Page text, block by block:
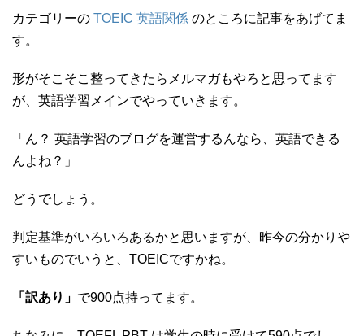
カテゴリーの TOEIC 英語関係 のところに記事をあげてま
す。
形がそこそこ整ってきたらメルマガもやろと思ってます
が、英語学習メインでやっていきます。
「ん？ 英語学習のブログを運営するんなら、英語できる
んよね？」
どうでしょう。
判定基準がいろいろあるかと思いますが、昨今の分かりや
すいものでいうと、TOEICですかね。
「訳あり」 で900点持ってます。